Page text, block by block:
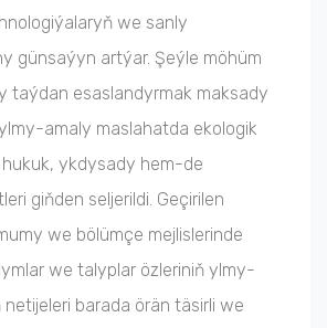
we sanly
günsaýyn artýar. Şeýle möhüm
taýdan esaslandyrmak maksady
amaly maslahatda ekologik
ykdysady hem-de
giňden seljerildi. Geçirilen
we bölümçe mejlislerinde
we talyplar özleriniň ylmy-
netijeleri barada örän täsirli we